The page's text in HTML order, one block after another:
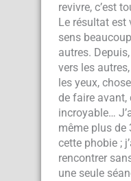
revivre, c’est
Le résultat
sens
autres.
vers les
les yeux,
de faire avant,
incroyable…
même plus de
cette phobie ;
rencontrer
une seule